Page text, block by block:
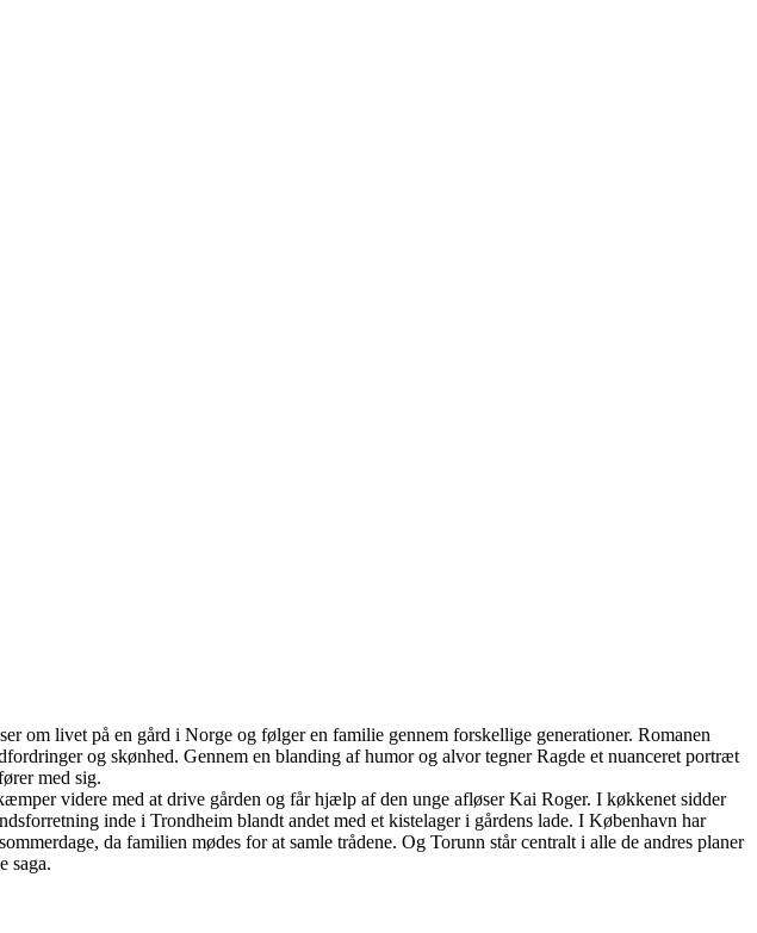
om livet på en gård i Norge og følger en familie gennem forskellige generationer. Romanen
og skønhed. Gennem en blanding af humor og alvor tegner Ragde et nuanceret portræt
med sig.
videre med at drive gården og får hjælp af den unge afløser Kai Roger. I køkkenet sidder
inde i Trondheim blandt andet med et kistelager i gårdens lade. I København har
da familien mødes for at samle trådene. Og Torunn står centralt i alle de andres planer
saga.